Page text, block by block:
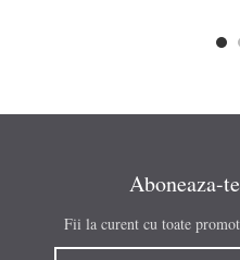
Aboneaza-
Fii la curent cu toate